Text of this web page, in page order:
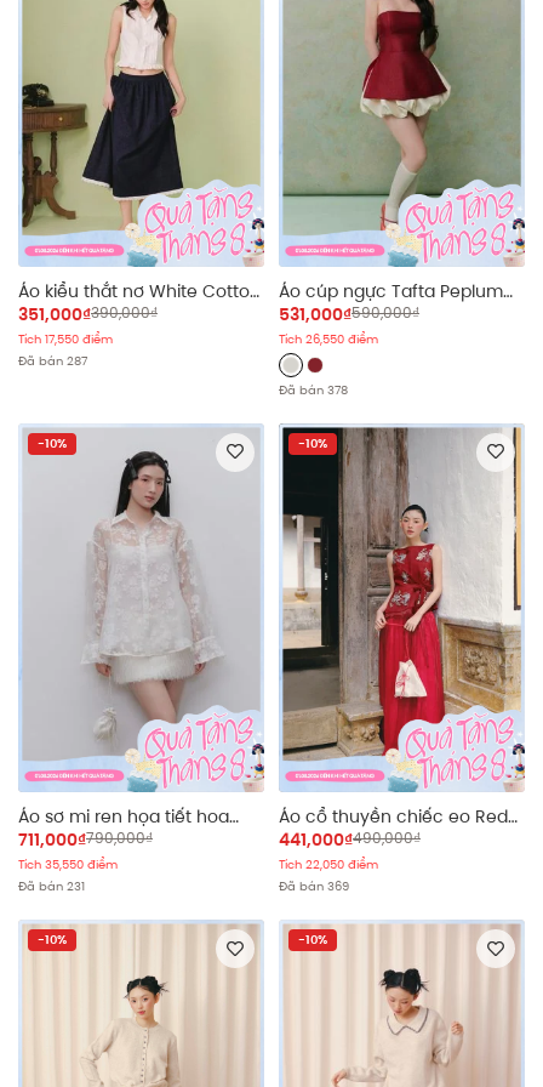
Áo kiểu thắt nơ White Cotton
Bow Tie Ruched Sleeveless
Top
351,000₫390,000₫
Tích 17,550 điểm
Đã bán 287
Áo cúp ngực Tafta Peplum
Tube Top nhiều màu
531,000₫590,000₫
Tích 26,550 điểm
Đã bán 378
-10%
Áo sơ mi ren họa tiết hoa
White Fleur Sheer Lace Shirt
711,000₫790,000₫
Tích 35,550 điểm
Đã bán 231
-10%
Áo cổ thuyền chiếc eo Red
Embroidered Tie Top
441,000₫490,000₫
Tích 22,050 điểm
Đã bán 369
-10% -10%